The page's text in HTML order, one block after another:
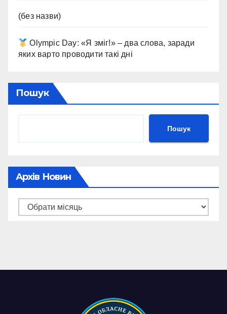
(без назви)
Olympic Day: «Я зміг!» – два слова, заради
яких варто проводити такі дні
Пошук
Пошук
Архів Новин
Архів